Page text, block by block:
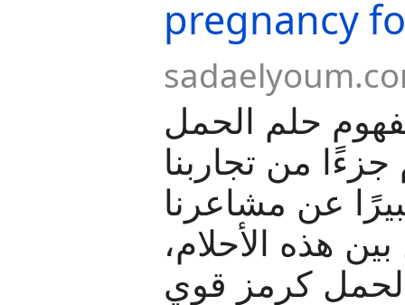
pregnancy
حلم الحمل
جزءًا من تجاربنا
عن مشاعرنا
هذه الأحلام،
كرمز قوي